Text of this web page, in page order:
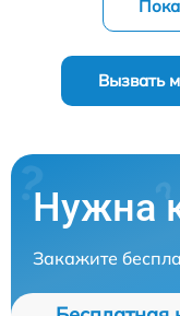
Вызвать
Нужна
Закажите